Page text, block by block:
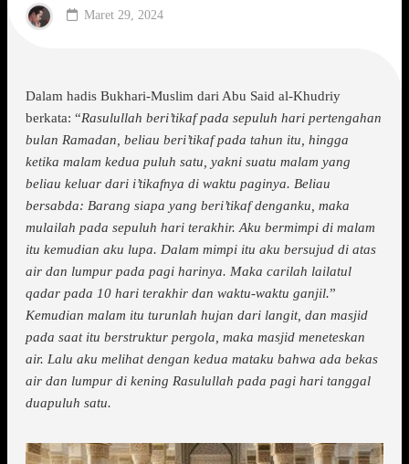
Maret 29, 2024
Dalam hadis Bukhari-Muslim dari Abu Said al-Khudriy
berkata: “Rasulullah beri’tikaf pada sepuluh hari pertengahan
bulan Ramadan, beliau beri’tikaf pada tahun itu, hingga
ketika malam kedua puluh satu, yakni suatu malam yang
beliau keluar dari i’tikafnya di waktu paginya. Beliau
bersabda: Barang siapa yang beri’tikaf denganku, maka
mulailah pada sepuluh hari terakhir. Aku bermimpi di malam
itu kemudian aku lupa. Dalam mimpi itu aku bersujud di atas
air dan lumpur pada pagi harinya. Maka carilah lailatul
qadar pada 10 hari terakhir dan waktu-waktu ganjil.”
Kemudian malam itu turunlah hujan dari langit, dan masjid
pada saat itu berstruktur pergola, maka masjid meneteskan
air. Lalu aku melihat dengan kedua mataku bahwa ada bekas
air dan lumpur di kening Rasulullah pada pagi hari tanggal
duapuluh satu.